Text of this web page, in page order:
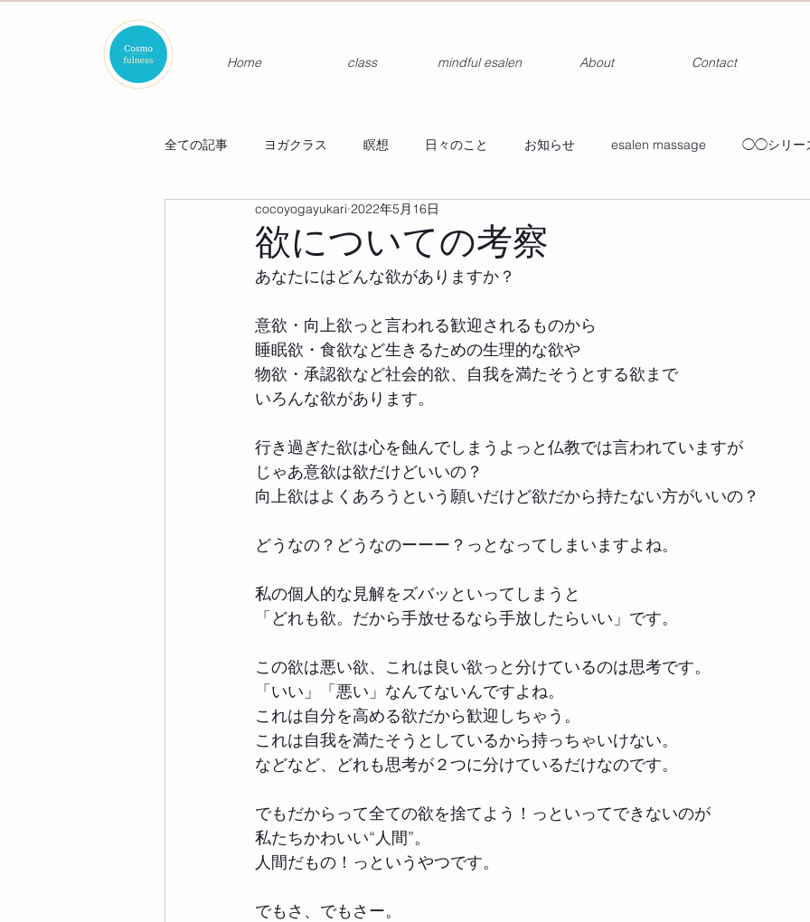
Home class mindful esalen About Contact
全ての記事 ヨガクラス 瞑想 日々のこと お知らせ esalen massage ◯◯シリー
欲についての考察
cocoyogayukari 2022年5月16日
あなたにはどんな欲がありますか？
意欲・向上欲っと言われる歓迎されるものから
睡眠欲・食欲など生きるための生理的な欲や
物欲・承認欲など社会的欲、自我を満たそうとする欲まで
いろんな欲があります。
行き過ぎた欲は心を蝕んでしまうよっと仏教では言われていますが
じゃあ意欲は欲だけどいいの？
向上欲はよくあろうという願いだけど欲だから持たない方がいいの？
どうなの？どうなのーーー？っとなってしまいますよね。
私の個人的な見解をズバッといってしまうと
「どれも欲。だから手放せるなら手放したらいい」です。
この欲は悪い欲、これは良い欲っと分けているのは思考です。
「いい」「悪い」なんてないんですよね。
これは自分を高める欲だから歓迎しちゃう。
これは自我を満たそうとしているから持っちゃいけない。
などなど、どれも思考が２つに分けているだけなのです。
でもだからって全ての欲を捨てよう！っといってできないのが
私たちかわいい“人間”。
人間だもの！っというやつです。
でもさ、でもさー。